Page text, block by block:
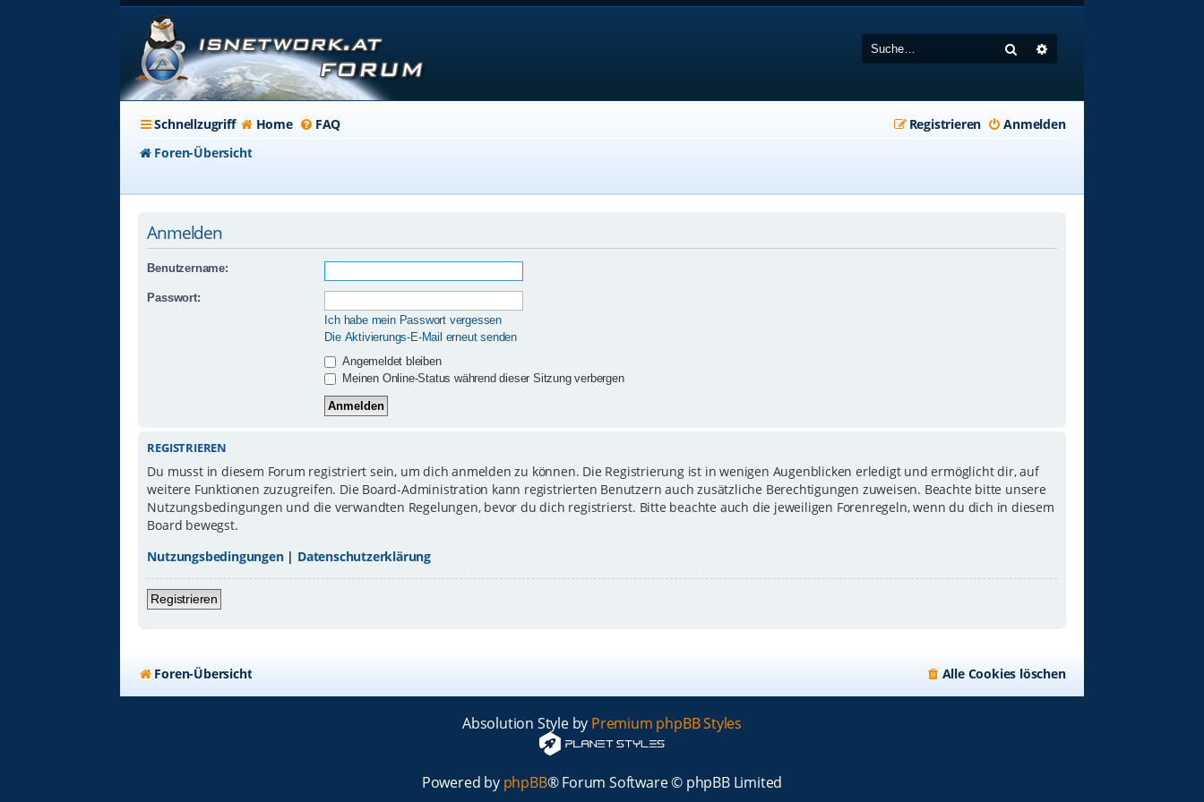
Suche
Schnellzugriff Home FAQ Anmelden
Registrieren
Foren-Übersicht
Anmelden
Benutzername:
Passwort:
Ich habe mein Passwort vergessen
Die Aktivierungs-E-Mail erneut senden
Angemeldet bleiben
Meinen Online-Status während dieser Sitzung verbergen
REGISTRIEREN
Du musst in diesem Forum registriert sein, um dich anmelden zu können. Die Registrierung ist in wenigen Augenblicken erledigt und ermöglicht dir, auf
weitere Funktionen zuzugreifen. Die Board-Administration kann registrierten Benutzern auch zusätzliche Berechtigungen zuweisen. Beachte bitte unsere
Nutzungsbedingungen und die verwandten Regelungen, bevor du dich registrierst. Bitte beachte auch die jeweiligen Forenregeln, wenn du dich in diesem
Board bewegst.
Nutzungsbedingungen| Datenschutzerklärung
Registrieren
Foren-Übersicht Alle Cookies löschen
Absolution Style by Premium phpBB Styles
Powered by phpBB® Forum Software © phpBB Limited